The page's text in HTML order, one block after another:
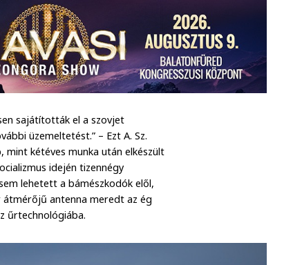
sajátították el a szovjet
üzemeltetést.” – Ezt A. Sz.
kétéves munka után elkészült
idején tizennégy
lehetett a bámészkodók elől,
antenna meredt az ég
űrtechnológiába.